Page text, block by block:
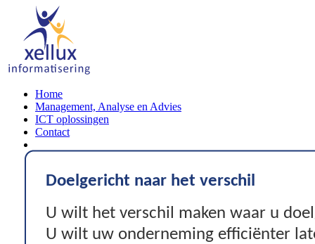
Home
Management, Analyse en Advies
ICT oplossingen
Contact
Doelgericht naar het verschil
U wilt het verschil maken waar u
U wilt uw onderneming efficiënter